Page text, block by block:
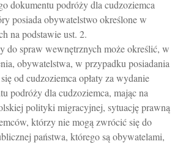
dokumentu podróży dla cudzoziemca
posiada obywatelstwo określone w
na podstawie ust. 2.
do spraw wewnętrznych może określić, w
obywatelstwa, w przypadku posiadania
od cudzoziemca opłaty za wydanie
podróży dla cudzoziemca, mając na
polityki migracyjnej, sytuację prawną
którzy nie mogą zwrócić się do
państwa, którego są obywatelami,